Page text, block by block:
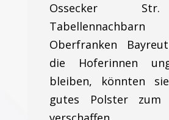
Ossecker
Oberfranken
die Hoferinnen
bleiben, könnten
gutes Polster zum